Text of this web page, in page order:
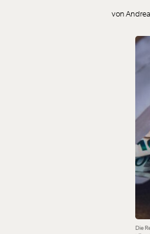
von
Die